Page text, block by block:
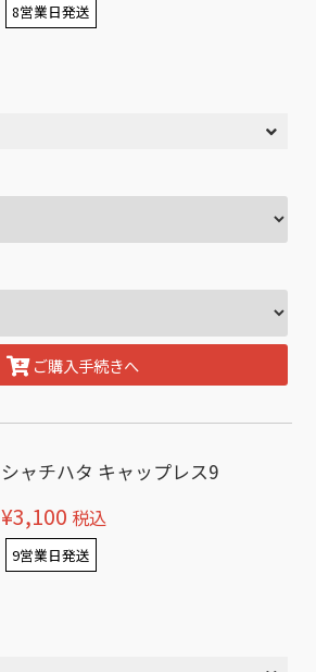
8営業日発送
ご購入手続きへ
シャチハタ キャップレス9
¥3,100 税込
9営業日発送